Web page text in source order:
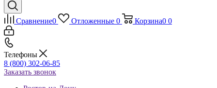
Сравнение0 Отложенные 0 Корзина0 0
Телефоны
8 (800) 302-06-85
Заказать звонок